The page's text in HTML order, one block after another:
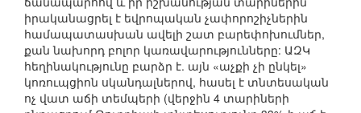
իրականացրել է եվրոպական չափորոշիչներին
համապատասխան ավելի շատ բարեփոխումներ,
քան նախորդ բոլոր կառավարությունները: ԱԶԿ
հեղինակությունը բարձր է. այն «աչքի չի ընկել»
կոռուպցիոն սկանդալներով, հասել է տնտեսական
ոչ վատ աճի տեմպերի (վերջին 4 տարիների